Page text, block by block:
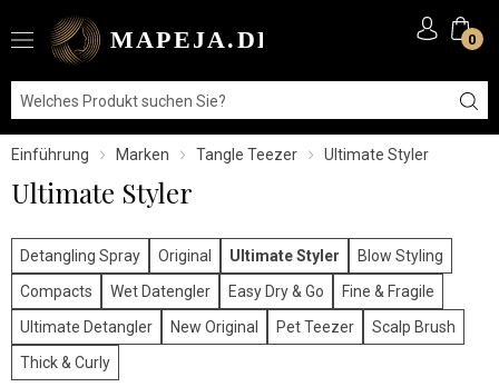
0
Einführung Marken Tangle Teezer Ultimate Styler
Ultimate Styler
Detangling Spray Original Ultimate Styler
Blow Styling
Compacts
Wet Datengler Easy Dry & Go
Fine & Fragile
Ultimate Detangler
New Original Pet Teezer
Scalp Brush
Thick & Curly